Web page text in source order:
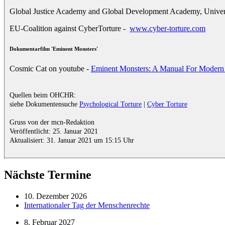
Global Justice Academy and Global Development Academy,
EU-Coalition against CyberTorture - www.cyber-torture.com
Dokumentarfilm 'Eminent Monsters'
Cosmic Cat on youtube - Eminent Monsters: A Manual For
Quellen beim OHCHR:
siehe Dokumentensuche Psychological Torture Cyber Torture
Gruss von der mcn-Redaktion
Veröffentlicht: 25. Januar 2021
Aktualisiert: 31. Januar 2021 um 15:15 Uhr
Nächste Termine
10. Dezember 2026
Internationaler Tag der Menschenrechte
8. Februar 2027